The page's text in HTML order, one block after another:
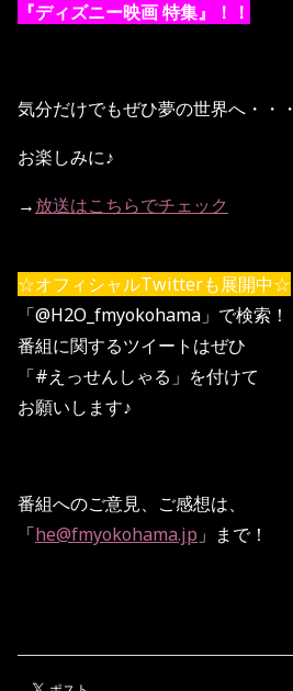
『ディズニー映画 特集』！！
気分だけでもぜひ夢の世界へ・・・
お楽しみに♪
→放送はこちらでチェック
☆オフィシャルTwitterも展開中☆
「@H2O_fmyokohama」で検索！
番組に関するツイートはぜひ
「#えっせんしゃる」を付けて
お願いします♪
番組へのご意見、ご感想は、
「he@fmyokohama.jp 」まで！